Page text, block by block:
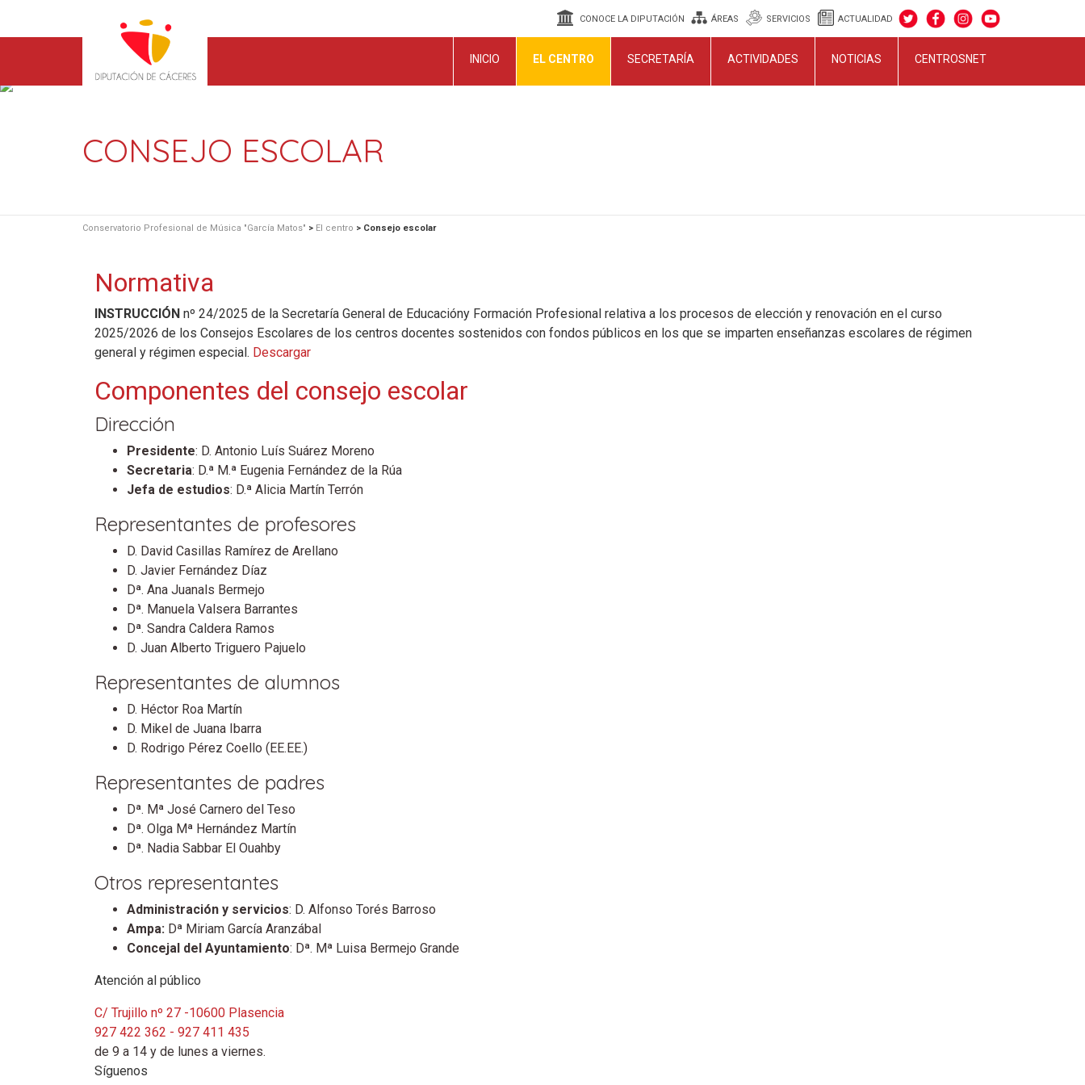
CONOCE LA DIPUTACIÓN ÁREAS SERVICIOS ACTUALIDAD
INICIO EL CENTRO SECRETARÍA ACTIVIDADES NOTICIAS CENTROSNET
CONSEJO ESCOLAR
Conservatorio Profesional de Música "García Matos" > El centro > Consejo escolar
Normativa
INSTRUCCIÓN nº 24/2025 de la Secretaría General de Educacióny Formación Profesional relativa a los procesos de elección y renovación en el curso
2025/2026 de los Consejos Escolares de los centros docentes sostenidos con fondos públicos en los que se imparten enseñanzas escolares de régimen
general y régimen especial. Descargar
Componentes del consejo escolar
Dirección
Presidente: D. Antonio Luís Suárez Moreno
Secretaria: D.ª M.ª Eugenia Fernández de la Rúa
Jefa de estudios: D.ª Alicia Martín Terrón
Representantes de profesores
D. David Casillas Ramírez de Arellano
D. Javier Fernández Díaz
Dª. Ana Juanals Bermejo
Dª. Manuela Valsera Barrantes
Dª. Sandra Caldera Ramos
D. Juan Alberto Triguero Pajuelo
Representantes de alumnos
D. Héctor Roa Martín
D. Mikel de Juana Ibarra
D. Rodrigo Pérez Coello (EE.EE.)
Representantes de padres
Dª. Mª José Carnero del Teso
Dª. Olga Mª Hernández Martín
Dª. Nadia Sabbar El Ouahby
Otros representantes
Administración y servicios: D. Alfonso Torés Barroso
Ampa: Dª Miriam García Aranzábal
Concejal del Ayuntamiento: Dª. Mª Luisa Bermejo Grande
Atención al público
C/ Trujillo nº 27 -10600 Plasencia
927 422 362 - 927 411 435
de 9 a 14 y de lunes a viernes.
Síguenos